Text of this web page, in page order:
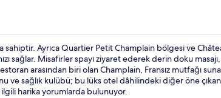
sahiptir. Ayrıca Quartier Petit Champlain bölgesi ve
sağlar. Misafirler spayı ziyaret ederek derin doku
arasından biri olan Champlain, Fransız mutfağı
ve sağlık kulübü; bu lüks otel dâhilindeki diğer öne
ilgili harika yorumlarda bulunuyor.